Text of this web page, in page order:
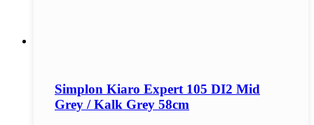
Simplon Kiaro Expert 105 DI2 Mid
Grey / Kalk Grey 58cm